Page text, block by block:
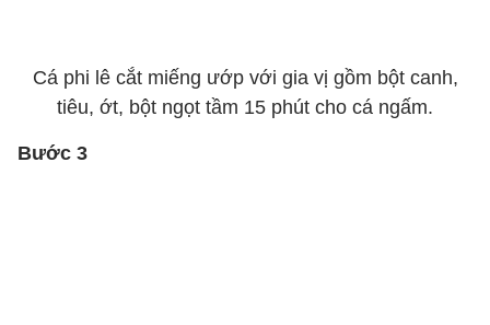
Cá phi lê cắt miếng ướp với gia vị gồm bột canh,
tiêu, ớt, bột ngọt tầm 15 phút cho cá ngấm.
Bước 3